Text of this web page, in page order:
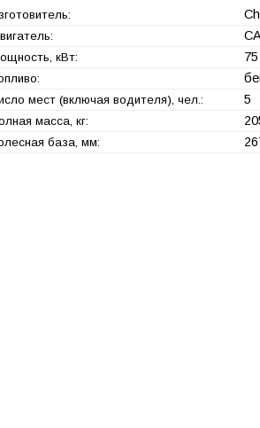
кВт: 75
мест (включая водителя), чел.: 5
масса, кг:
база, мм: